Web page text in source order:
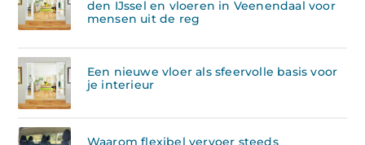
den IJssel en vloeren in Veenendaal voor
mensen uit de reg
Een nieuwe vloer als sfeervolle basis voor
je interieur
Waarom flexibel vervoer steeds